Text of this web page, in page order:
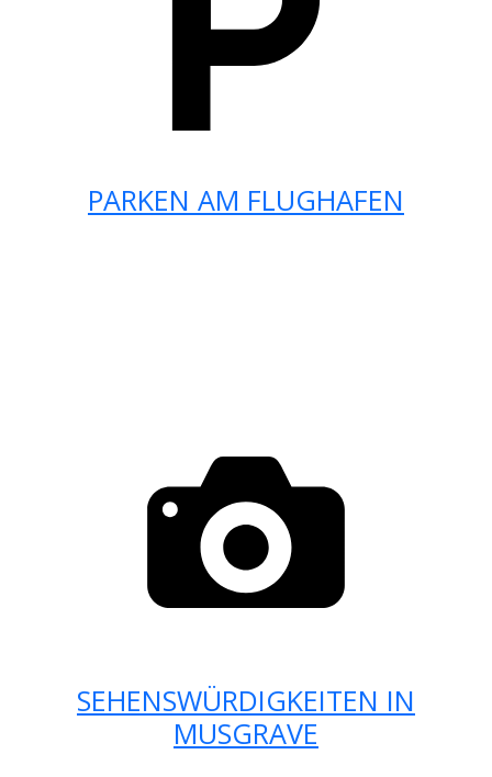
PARKEN AM FLUGHAFEN
SEHENSWÜRDIGKEITEN IN
MUSGRAVE